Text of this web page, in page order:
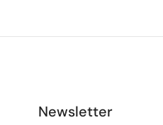
Newsletter